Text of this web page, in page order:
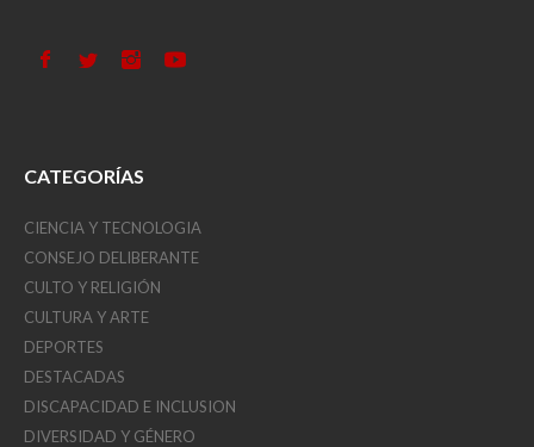
CATEGORÍAS
CIENCIA Y TECNOLOGIA
CONSEJO DELIBERANTE
CULTO Y RELIGIÓN
CULTURA Y ARTE
DEPORTES
DESTACADAS
DISCAPACIDAD E INCLUSION
DIVERSIDAD Y GÉNERO